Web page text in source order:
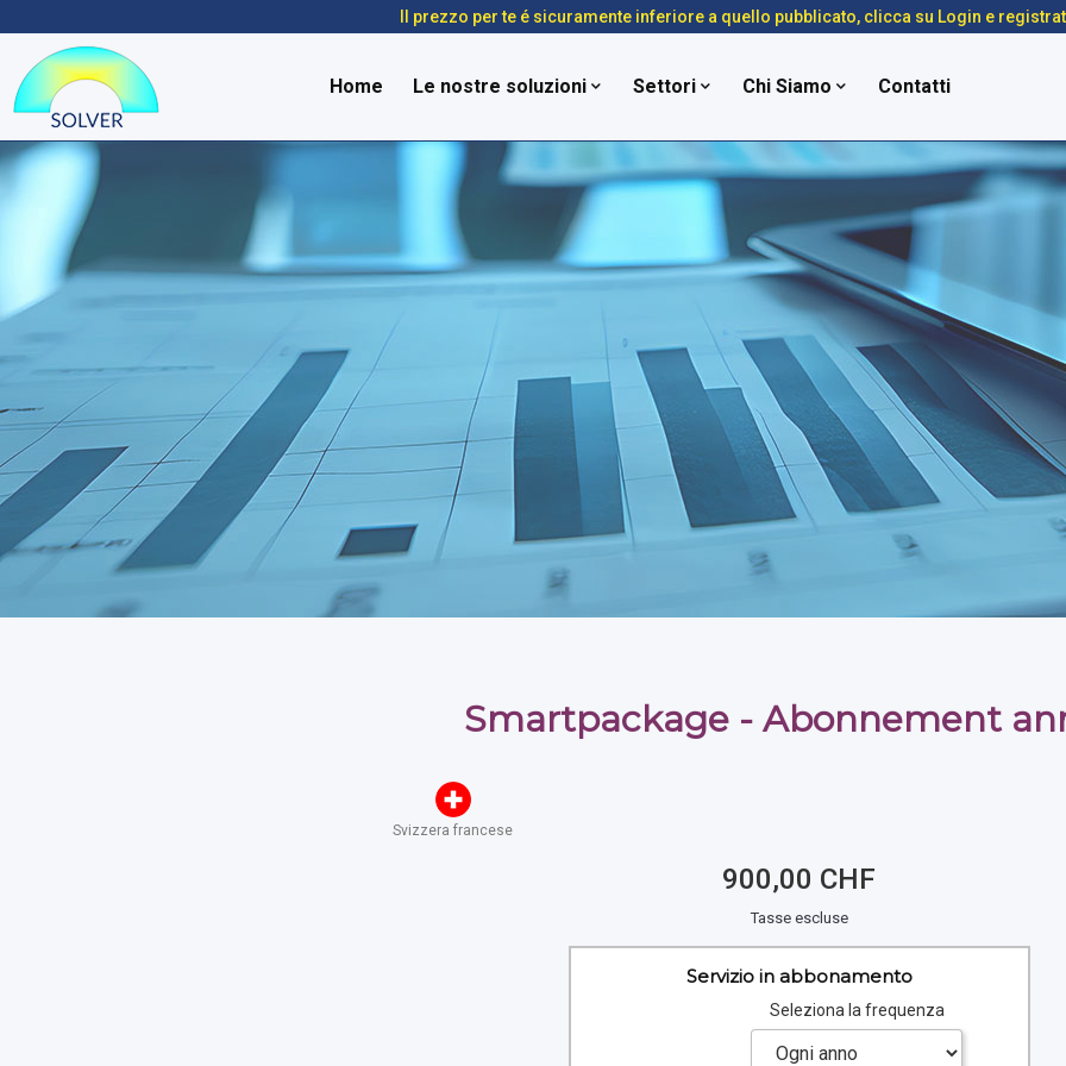
Il prezzo per te é sicuramente inferiore a quello pubblicato, clicca su Login e
Home Le nostre soluzioni Settori Chi Siamo Contatti
Smartpackage - Abonnement
Svizzera francese
900,00 CHF
Tasse escluse
Servizio in abbonamento
Seleziona la frequenza